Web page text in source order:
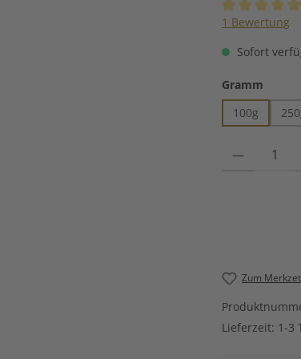
1 Bewertung
Sofort
Gramm
100g
Produkt
Zum
Lieferzeit: 1-3